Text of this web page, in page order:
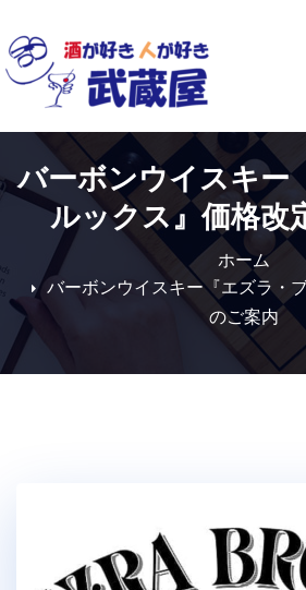
to
content
バーボンウイスキー
ルックス』価格改
ホーム
バーボンウイスキー『エズラ・
のご案内